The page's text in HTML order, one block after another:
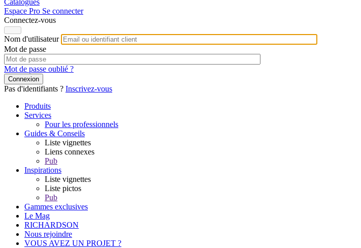
Catalogues
Espace Pro Se connecter
Connectez-vous
Nom d'utilisateur
Mot de passe
Mot de passe oublié ?
Pas d'identifiants ? Inscrivez-vous
Navigation
principale
Produits
Services
Pour les professionnels
Guides & Conseils
Liste vignettes
Liens connexes
Pub
Inspirations
Liste vignettes
Liste pictos
Pub
Gammes exclusives
Le Mag
RICHARDSON
Nous rejoindre
VOUS AVEZ UN PROJET ?